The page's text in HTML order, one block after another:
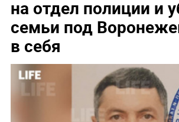
на отдел полиции и
семьи под
в себя